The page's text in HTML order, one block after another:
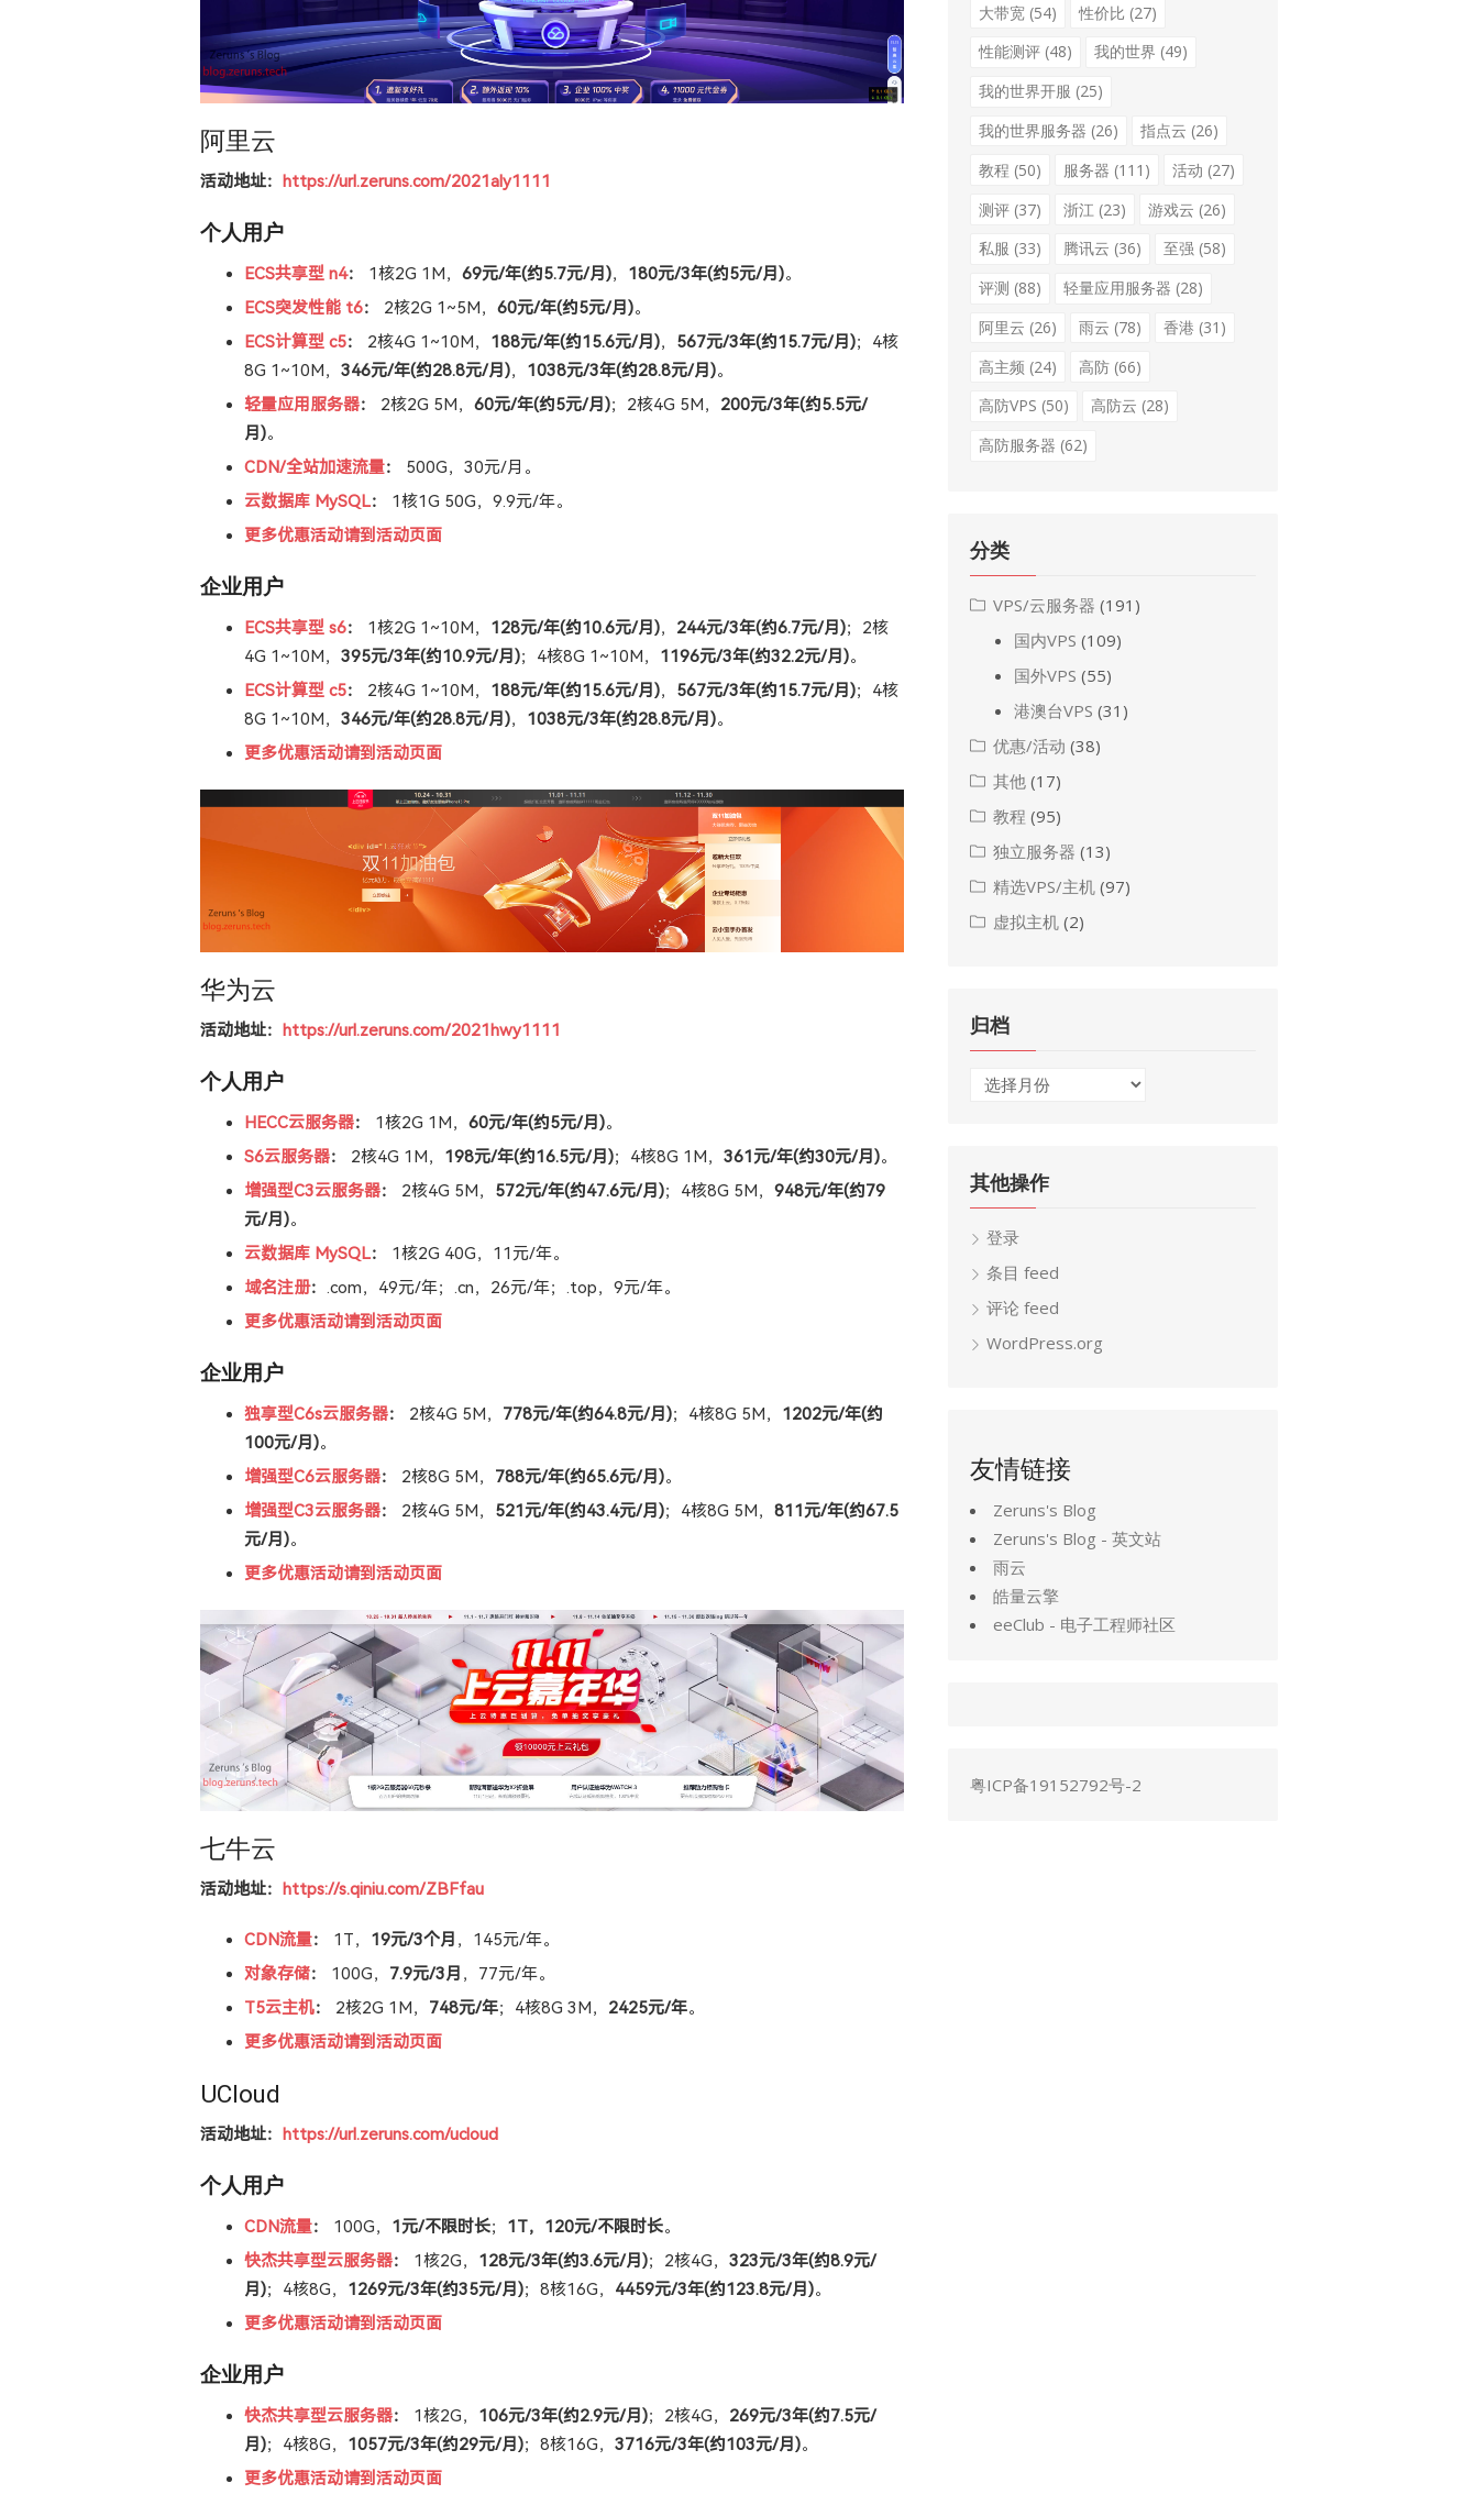
阿里云
活动地址： https://url.zeruns.com/2021aly1111
个人用户
ECS共享型 n4： 1核2G 1M， 69元/年(约5.7元/月)， 180元/3年(约5元/月)。
ECS突发性能 t6： 2核2G 1~5M， 60元/年(约5元/月)。
ECS计算型 c5： 2核4G 1~10M， 188元/年(约15.6元/月)， 567元/3年(约15.7元/月)；4核
8G 1~10M， 346元/年(约28.8元/月)， 1038元/3年(约28.8元/月)。
轻量应用服务器： 2核2G 5M， 60元/年(约5元/月)；2核4G 5M， 200元/3年(约5.5元/
月)。
CDN/全站加速流量：
500G，30元/月。
云数据库 MySQL：
1核1G 50G，9.9元/年。
更多优惠活动请到活动页面
企业用户
ECS共享型 s6： 1核2G 1~10M， 128元/年(约10.6元/月)， 244元/3年(约6.7元/月)；2核
4G 1~10M， 395元/3年(约10.9元/月)；4核8G 1~10M， 1196元/3年(约32.2元/月)。
ECS计算型 c5： 2核4G 1~10M， 188元/年(约15.6元/月)， 567元/3年(约15.7元/月)；4核
8G 1~10M， 346元/年(约28.8元/月)， 1038元/3年(约28.8元/月)。
更多优惠活动请到活动页面
华为云
活动地址： https://url.zeruns.com/2021hwy1111
个人用户
HECC云服务器： 1核2G 1M， 60元/年(约5元/月)。
S6云服务器： 2核4G 1M， 198元/年(约16.5元/月)；4核8G 1M， 361元/年(约30元/月)。
增强型C3云服务器： 2核4G 5M， 572元/年(约47.6元/月)；4核8G 5M， 948元/年(约79
元/月)。
云数据库 MySQL：
1核2G 40G，11元/年。
域名注册： .com，49元/年；.cn，26元/年；.top，9元/年。
更多优惠活动请到活动页面
企业用户
独享型C6s云服务器： 2核4G 5M， 778元/年(约64.8元/月)；4核8G 5M， 1202元/年(约
100元/月)。
增强型C6云服务器： 2核8G 5M， 788元/年(约65.6元/月)。
增强型C3云服务器： 2核4G 5M， 521元/年(约43.4元/月)；4核8G 5M， 811元/年(约67.5
元/月)。
更多优惠活动请到活动页面
七牛云
活动地址： https://s.qiniu.com/ZBFfau
CDN流量： 1T， 19元/3个月 ，145元/年。
对象存储： 100G， 7.9元/3月 ，77元/年。
T5云主机： 2核2G 1M， 748元/年；4核8G 3M， 2425元/年。
更多优惠活动请到活动页面
UCloud
活动地址： https://url.zeruns.com/ucloud
个人用户
CDN流量： 100G， 1元/不限时长； 1T，120元/不限时长。
快杰共享型云服务器： 1核2G， 128元/3年(约3.6元/月)；2核4G， 323元/3年(约8.9元/
月)；4核8G， 1269元/3年(约35元/月)；8核16G， 4459元/3年(约123.8元/月)。
更多优惠活动请到活动页面
企业用户
快杰共享型云服务器： 1核2G， 106元/3年(约2.9元/月)；2核4G， 269元/3年(约7.5元/
月)；4核8G， 1057元/3年(约29元/月)；8核16G， 3716元/3年(约103元/月)。
更多优惠活动请到活动页面
大带宽 (54) 性价比 (27)
性能测评 (48) 我的世界 (49)
我的世界开服 (25)
我的世界服务器 (26) 指点云 (26)
教程 (50) 服务器 (111) 活动 (27)
测评 (37) 浙江 (23) 游戏云 (26)
私服 (33) 腾讯云 (36) 至强 (58)
评测 (88) 轻量应用服务器 (28)
阿里云 (26) 雨云 (78) 香港 (31)
高主频 (24) 高防 (66)
高防VPS (50) 高防云 (28)
高防服务器 (62)
分类
VPS/云服务器 (191)
国内VPS (109)
国外VPS (55)
港澳台VPS (31)
优惠/活动 (38)
其他 (17)
教程 (95)
独立服务器 (13)
精选VPS/主机 (97)
虚拟主机 (2)
归档
归
其他操作
登录
条目 feed
评论 feed
WordPress.org
友情链接
Zeruns's Blog
Zeruns's Blog - 英文站
雨云
皓量云擎
eeClub - 电子工程师社区
粤ICP备19152792号-2